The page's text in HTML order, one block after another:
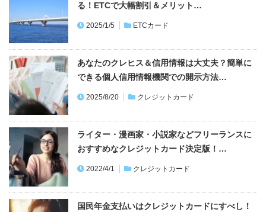
る！ETCで大幅割引＆メリット…
2025/1/5 ETCカード
あなたのクレヒス＆信用情報は大丈夫？簡単に
できる個人信用情報機関での開示方法…
2025/8/20 クレジットカード
ライター・漫画家・小説家などフリーランスに
おすすめなクレジットカード決定版！…
2022/4/1 クレジットカード
国民年金支払いはクレジットカードにすべし！